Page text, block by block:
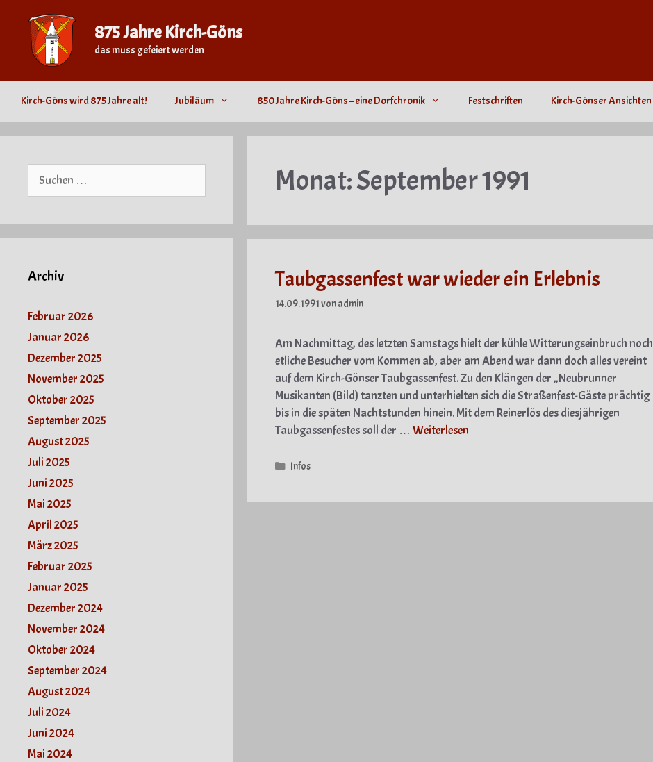
springen
875 Jahre Kirch-Göns
das muss gefeiert werden
Kirch-Göns wird 875 Jahre alt! Jubiläum 850 Jahre Kirch-Göns – eine Dorfchronik Festschriften Kirch-Gönser Ansichten
Monat:September 1991
Taubgassenfest war wieder ein Erlebnis
14.09.1991vonadmin
Am Nachmittag, des letzten Samstags hielt der kühle Witterungseinbruch noch
etliche Besucher vom Kommen ab, aber am Abend war dann doch alles vereint
auf dem Kirch-Gönser Taubgassenfest. Zu den Klängen der „Neubrunner
Musikanten (Bild) tanzten und unterhielten sich die Straßenfest-Gäste prächtig
bis in die späten Nachtstunden hinein. Mit dem Reinerlös des diesjährigen
Taubgassenfestes soll der … Weiterlesen
Kategorien
Infos
Archiv
Februar 2026
Januar 2026
Dezember 2025
November 2025
Oktober 2025
September 2025
August 2025
Juli 2025
Juni 2025
Mai 2025
April 2025
März 2025
Februar 2025
Januar 2025
Dezember 2024
November 2024
Oktober 2024
September 2024
August 2024
Juli 2024
Juni 2024
Mai 2024